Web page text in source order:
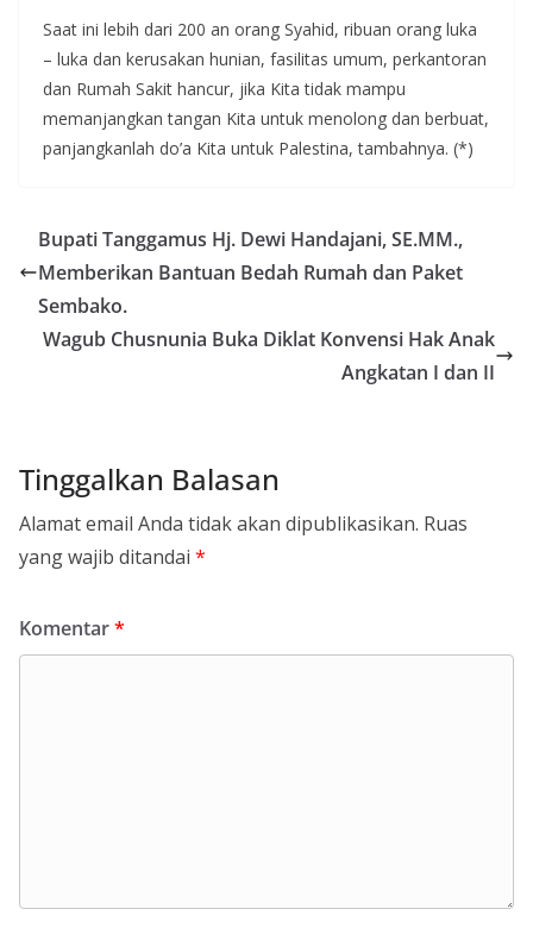
Saat ini lebih dari 200 an orang Syahid, ribuan orang luka
– luka dan kerusakan hunian, fasilitas umum, perkantoran
dan Rumah Sakit hancur, jika Kita tidak mampu
memanjangkan tangan Kita untuk menolong dan berbuat,
panjangkanlah do’a Kita untuk Palestina, tambahnya. (*)
Bupati Tanggamus Hj. Dewi Handajani, SE.MM.,
Memberikan Bantuan Bedah Rumah dan Paket
Sembako.
Wagub Chusnunia Buka Diklat Konvensi Hak Anak
Angkatan I dan II
Tinggalkan Balasan
Alamat email Anda tidak akan dipublikasikan. Ruas
yang wajib ditandai *
Komentar*